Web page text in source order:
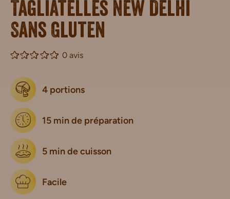
Tagliatelles New Delhi
Sans Gluten
0 avis
4 portions
15 min de préparation
5 min de cuisson
Facile